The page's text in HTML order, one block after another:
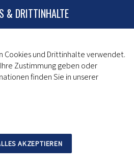
Kontakt
werden
Impressum
Datenschutz
& DRITTINHALTE
Cookies und Drittinhalte verwendet.
Zustimmung geben oder
finden Sie in unserer
AKZEPTIEREN